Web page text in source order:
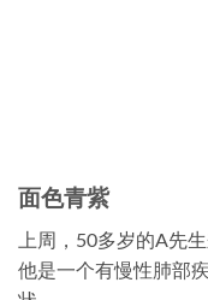
面色青紫
上周，50多岁的A先
他是一个有慢性肺部